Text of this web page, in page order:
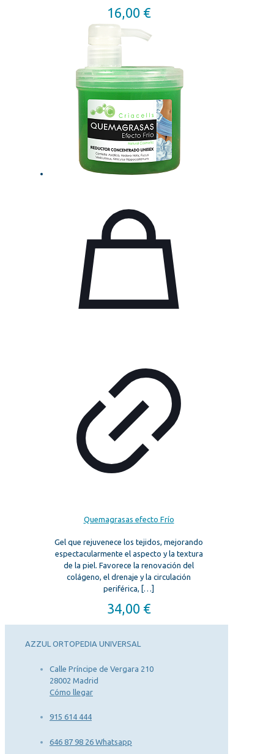
16,00 €
Quemagrasas efecto Frío
Gel que rejuvenece los tejidos, mejorando
espectacularmente el aspecto y la textura
de la piel. Favorece la renovación del
colágeno, el drenaje y la circulación
periférica,
[…]
34,00 €
AZZUL ORTOPEDIA UNIVERSAL
Calle Príncipe de Vergara 210
28002 Madrid
Cómo llegar
915 614 444
646 87 98 26 Whatsapp